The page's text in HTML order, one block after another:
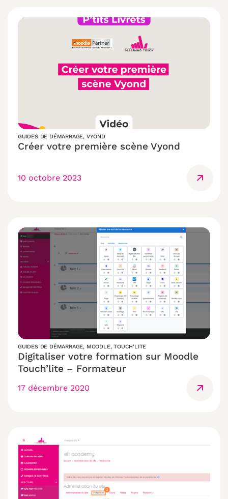
GUIDES DE DÉMARRAGE, VYOND
Créer votre première scène Vyond
10 octobre 2023
GUIDES DE DÉMARRAGE, MOODLE,TOUCH'LITE
Digitaliser votre formation sur Moodle
Touch’lite – Formateur
17 décembre 2020